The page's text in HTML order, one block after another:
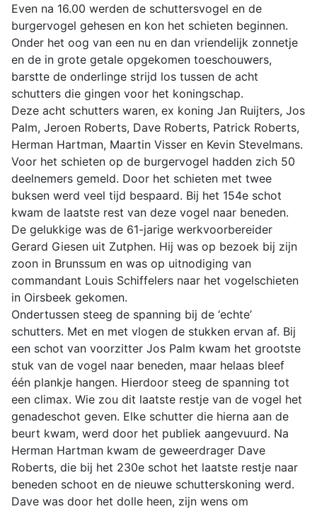
Even na 16.00 werden de schuttersvogel en de
burgervogel gehesen en kon het schieten beginnen.
Onder het oog van een nu en dan vriendelijk zonnetje
en de in grote getale opgekomen toeschouwers,
barstte de onderlinge strijd los tussen de acht
schutters die gingen voor het koningschap.
Deze acht schutters waren, ex koning Jan Ruijters, Jos
Palm, Jeroen Roberts, Dave Roberts, Patrick Roberts,
Herman Hartman, Maartin Visser en Kevin Stevelmans.
Voor het schieten op de burgervogel hadden zich 50
deelnemers gemeld. Door het schieten met twee
buksen werd veel tijd bespaard. Bij het 154e schot
kwam de laatste rest van deze vogel naar beneden.
De gelukkige was de 61-jarige werkvoorbereider
Gerard Giesen uit Zutphen. Hij was op bezoek bij zijn
zoon in Brunssum en was op uitnodiging van
commandant Louis Schiffelers naar het vogelschieten
in Oirsbeek gekomen.
Ondertussen steeg de spanning bij de ‘echte’
schutters. Met en met vlogen de stukken ervan af. Bij
een schot van voorzitter Jos Palm kwam het grootste
stuk van de vogel naar beneden, maar helaas bleef
één plankje hangen. Hierdoor steeg de spanning tot
een climax. Wie zou dit laatste restje van de vogel het
genadeschot geven. Elke schutter die hierna aan de
beurt kwam, werd door het publiek aangevuurd. Na
Herman Hartman kwam de geweerdrager Dave
Roberts, die bij het 230e schot het laatste restje naar
beneden schoot en de nieuwe schutterskoning werd.
Dave was door het dolle heen, zijn wens om